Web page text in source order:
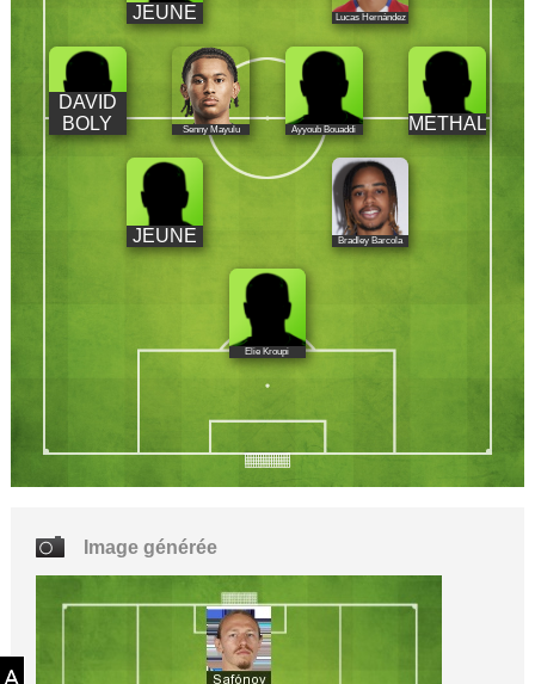
JEUNE Lucas Hernández
DAVID
BOLY
Senny Mayulu Ayyoub Bouaddi METHALIE
JEUNE Bradley Barcola
Elie Kroupi
Image générée